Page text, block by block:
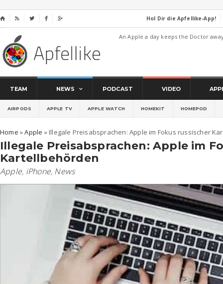
⌂     Hol Dir die Apfellike-App!
An Apple a day keeps the Doctor
TEAM NEWS PODCAST VIDEO
AIRPODS APPLE TV APPLE WATCH HOMEKIT HOMEPOD
Home »Apple » Illegale Preisabsprachen: Apple im Fokus russischer
Illegale Preisabsprachen: Apple im
Kartellbehörden
Apple, iPhone, News